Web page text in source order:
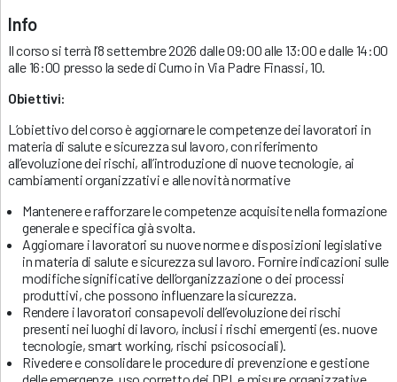
Info
Il corso si terrà l’8 settembre 2026 dalle 09:00 alle 13:00 e dalle 14:00
alle 16:00 presso la sede di Curno in Via Padre Finassi, 10.
Obiettivi:
L’obiettivo del corso è aggiornare le competenze dei lavoratori in
materia di salute e sicurezza sul lavoro, con riferimento
all’evoluzione dei rischi, all’introduzione di nuove tecnologie, ai
cambiamenti organizzativi e alle novità normative
Mantenere e rafforzare le competenze acquisite nella formazione
generale e specifica già svolta.
Aggiornare i lavoratori su nuove norme e disposizioni legislative
in materia di salute e sicurezza sul lavoro. Fornire indicazioni sulle
modifiche significative dell’organizzazione o dei processi
produttivi, che possono influenzare la sicurezza.
Rendere i lavoratori consapevoli dell’evoluzione dei rischi
presenti nei luoghi di lavoro, inclusi i rischi emergenti (es. nuove
tecnologie, smart working, rischi psicosociali).
Rivedere e consolidare le procedure di prevenzione e gestione
delle emergenze, uso corretto dei DPI, e misure organizzative.